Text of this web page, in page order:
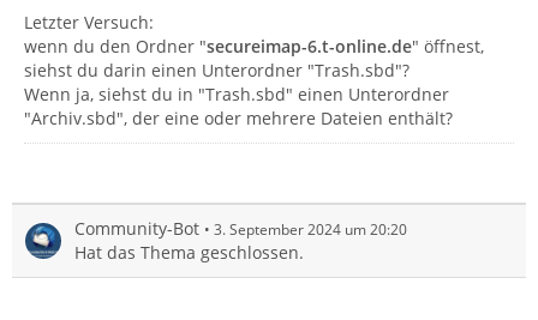
Letzter Versuch:
wenn du den Ordner "secureimap-6.t-online.de" öffnest,
siehst du darin einen Unterordner "Trash.sbd"?
Wenn ja, siehst du in "Trash.sbd" einen Unterordner
"Archiv.sbd", der eine oder mehrere Dateien enthält?
Community-Bot 3. September 2024 um 20:20
Hat das Thema geschlossen.